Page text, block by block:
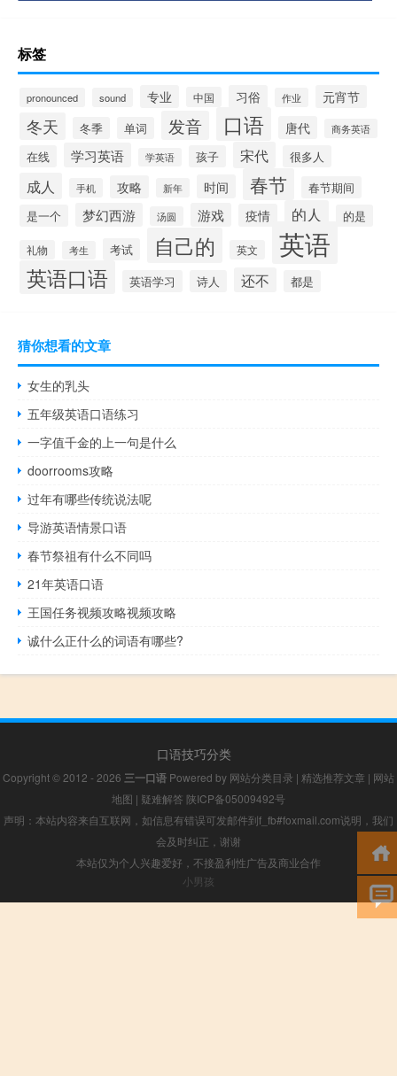
标签
pronounced sound 专业 中国 习俗 作业 元宵节
冬天 冬季 单词 发音 口语 唐代 商务英语
在线 学习英语 学英语 孩子 宋代 很多人
成人 手机 攻略 新年 时间 春节
春节期间
是一个
梦幻西游 汤圆 游戏 疫情 的人 的是
礼物 考生 考试 自己的 英文 英语
英语口语 英语学习 诗人 还不 都是
猜你想看的文章
女生的乳头
五年级英语口语练习
一字值千金的上一句是什么
doorrooms攻略
过年有哪些传统说法呢
导游英语情景口语
春节祭祖有什么不同吗
21年英语口语
王国任务视频攻略视频攻略
诚什么正什么的词语有哪些?
口语技巧分类
Copyright © 2012 - 2026 三一口语 Powered by 网站分类目录 | 精选推荐文章 | 网站
地图 | 疑难解答 陕ICP备05009492号
声明：本站内容来自互联网，如信息有错误可发邮件到f_fb#foxmail.com说明，我们
会及时纠正，谢谢
本站仅为个人兴趣爱好，不接盈利性广告及商业合作
小男孩